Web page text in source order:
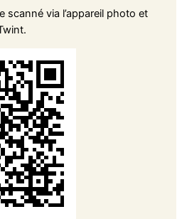
scanné via l’appareil photo et